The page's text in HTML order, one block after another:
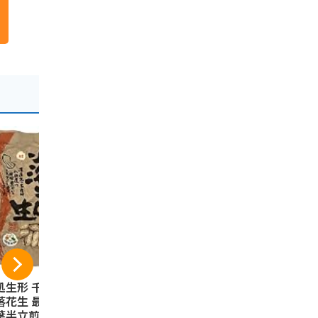
生形 千葉県八街
花生 最高級品種